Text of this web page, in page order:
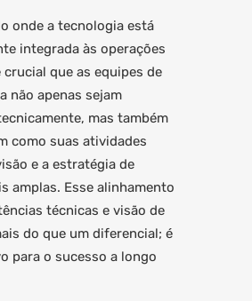
onde a tecnologia está
integrada às operações
crucial que as equipes de
não apenas sejam
mas também
como suas atividades
e a estratégia de
amplas. Esse alinhamento
técnicas e visão de
do que um diferencial; é
para o sucesso a longo